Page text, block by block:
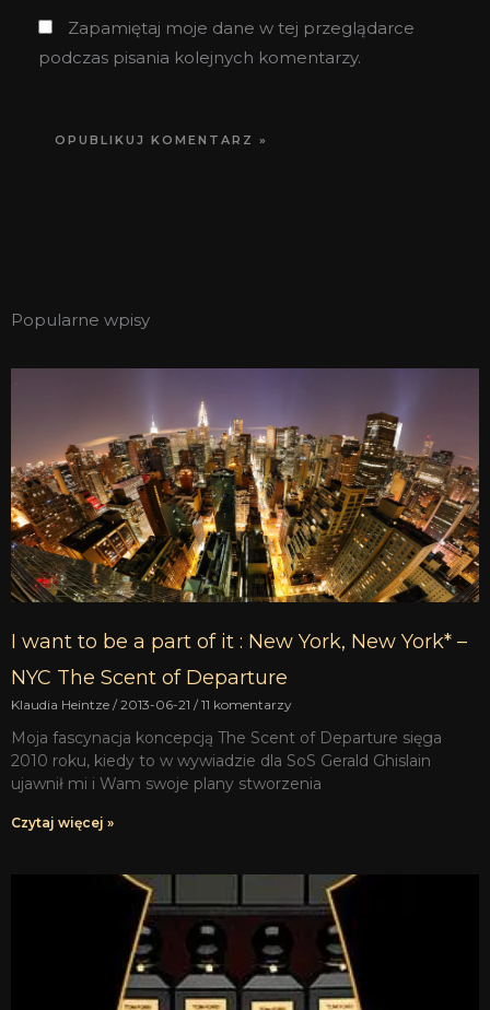
Zapamiętaj moje dane w tej przeglądarce
podczas pisania kolejnych komentarzy.
Popularne wpisy
I want to be a part of it : New York, New York* –
NYC The Scent of Departure
Klaudia Heintze 2013-06-21 11 komentarzy
Moja fascynacja koncepcją The Scent of Departure sięga
2010 roku, kiedy to w wywiadzie dla SoS Gerald Ghislain
ujawnił mi i Wam swoje plany stworzenia
Czytaj więcej »